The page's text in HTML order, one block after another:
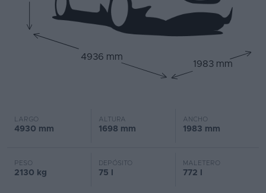
4936 mm
1983 mm
LARGO
4930 mm
ALTURA
1698 mm
ANCHO
1983 mm
PESO
2130 kg
DEPÓSITO
75 l
MALETERO
772 l